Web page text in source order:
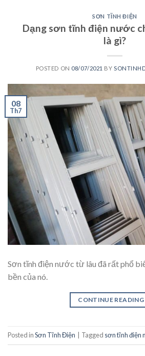
SƠN TĨNH ĐIỆN
Dạng sơn tĩnh điện nước
là gì?
POSTED ON 08/07/2021 BY
08
Th7
Sơn tĩnh điện nước từ lâu đã rất phổ
bền của nó.
CONTINUE READING
Posted inSơn Tĩnh Điện Tagged sơn tĩnh điện